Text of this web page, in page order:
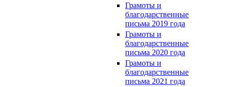
Грамоты и
благодарственные
письма 2019 года
Грамоты и
благодарственные
письма 2020 года
Грамоты и
благодарственные
письма 2021 года